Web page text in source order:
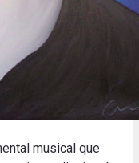
musical que